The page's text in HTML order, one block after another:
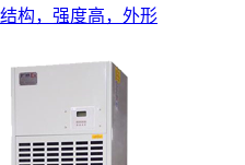
构，强度高，外形